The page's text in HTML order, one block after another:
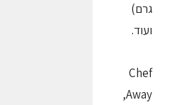
גרם)
ועוד.
Chef
Away,